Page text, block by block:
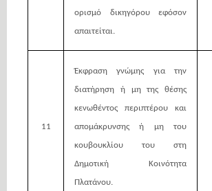
ορισμό δικηγόρου εφόσον
απαιτείται.
11
Έκφραση γνώμης για την
διατήρηση ή μη της θέσης
κενωθέντος περιπτέρου και
απομάκρυνσης ή μη του
κουβουκλίου του στη
Δημοτική Κοινότητα
Πλατάνου.